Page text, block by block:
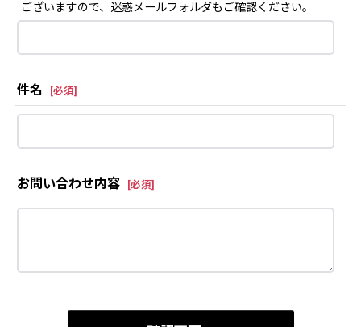
ございますので、迷惑メールフォルダもご確認ください。
件名 [必須]
お問い合わせ内容 [必須]